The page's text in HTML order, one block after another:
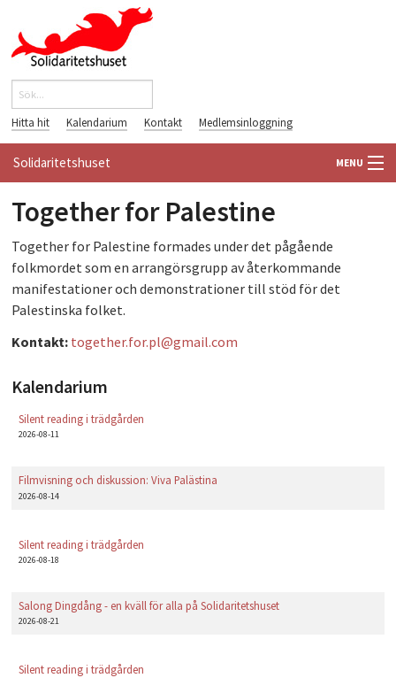
Hoppa till huvudinnehåll
Sökformulär
Hitta hit Kalendarium Kontakt Medlemsinloggning
Solidaritetshuset MENU
HEM
OM OSS
FÖRENINGAR
PLAY
Together for Palestine
Together for Palestine formades under det pågående
folkmordet som en arrangörsgrupp av återkommande
manifestationer och demonstrationer till stöd för det
Palestinska folket.
Kontakt: together.for.pl@gmail.com
Kalendarium
Silent reading i trädgården
2026-08-11
Filmvisning och diskussion: Viva Palästina
2026-08-14
Silent reading i trädgården
2026-08-18
Salong Dingdång - en kväll för alla på Solidaritetshuset
2026-08-21
Silent reading i trädgården